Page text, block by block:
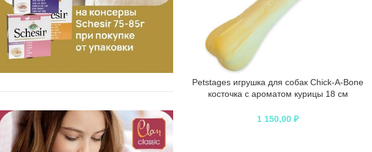
Petstages игрушка для собак Chick-A-Bone
косточка с ароматом курицы 18 см
1 150,00₽